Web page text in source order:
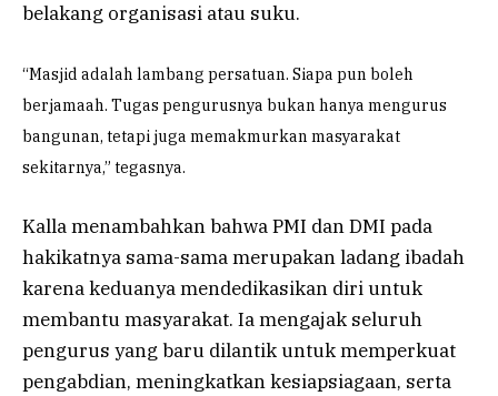
belakang organisasi atau suku.
“Masjid adalah lambang persatuan. Siapa pun boleh
berjamaah. Tugas pengurusnya bukan hanya mengurus
bangunan, tetapi juga memakmurkan masyarakat
sekitarnya,” tegasnya.
Kalla menambahkan bahwa PMI dan DMI pada
hakikatnya sama-sama merupakan ladang ibadah
karena keduanya mendedikasikan diri untuk
membantu masyarakat. Ia mengajak seluruh
pengurus yang baru dilantik untuk memperkuat
pengabdian, meningkatkan kesiapsiagaan, serta